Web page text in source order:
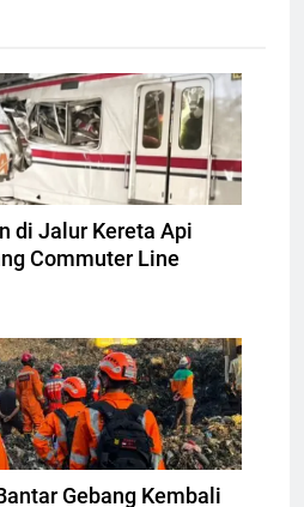
kecelakaan Terjadi, Foto:
: cnnindofficial
di Jalur Kereta Api
Commuter Line
Evakuasi pada korban
Gebang, Foto: Dok
Basarnas
Gebang Kembali